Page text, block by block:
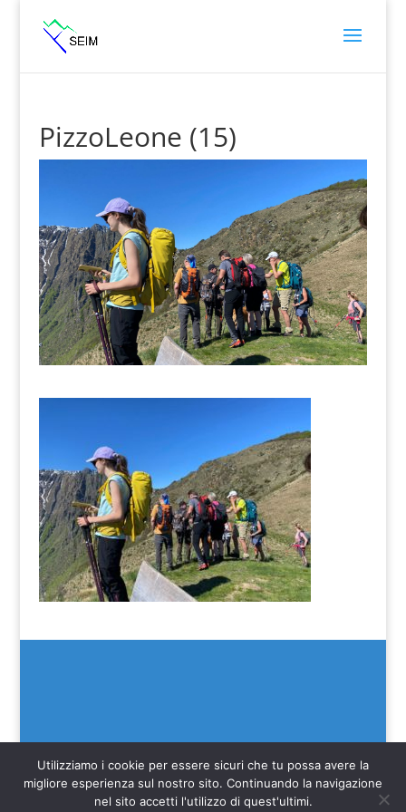
PizzoLeone (15)
Utilizziamo i cookie per essere sicuri che tu possa avere la
migliore esperienza sul nostro sito. Continuando la navigazione
nel sito accetti l'utilizzo di quest'ultimi.